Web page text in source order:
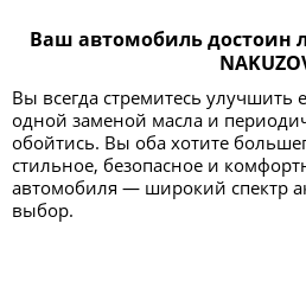
Ваш автомобиль достоин
Вы всегда стремитесь улучшить
одной заменой масла и
обойтись. Вы оба хотите
стильное, безопасное и
автомобиля — широкий спектр
выбор.